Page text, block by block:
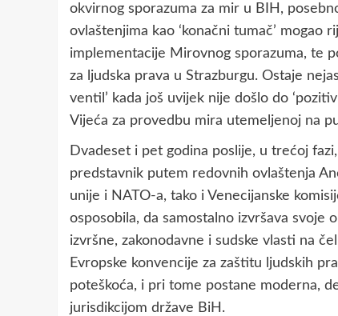
okvirnog sporazuma za mir u BIH,
ovlaštenjima kao ‘konačni tumač’ mogao
implementacije Mirovnog sporazuma, te
za ljudska prava u Strazburgu. Ostaje
ventil’ kada još uvijek nije došlo do
Vijeća za provedbu mira utemeljenoj na
Dvadeset i pet godina poslije, u trećoj
predstavnik putem redovnih ovlaštenja
unije i NATO-a, tako i Venecijanske
osposobila, da samostalno izvršava svoje
izvršne, zakonodavne i sudske vlasti na
Evropske konvencije za zaštitu ljudskih
poteškoća, i pri tome postane moderna,
jurisdikcijom države BiH.